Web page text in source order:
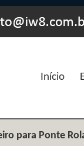
Início
para Ponte